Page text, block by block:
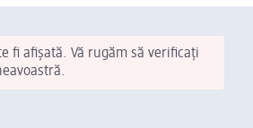
fi afișată. Vă rugăm să verificați